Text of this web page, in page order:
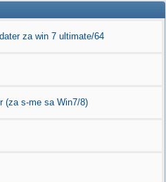
za win 7 ultimate/64
(za s-me sa Win7/8)